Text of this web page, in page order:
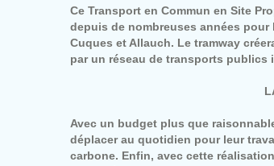
Ce Transport en Commun en Site
depuis de nombreuses années pour
Cuques et Allauch. Le tramway
par un réseau de transports
Avec un budget plus que
déplacer au quotidien pour leur
carbone. Enfin, avec cette